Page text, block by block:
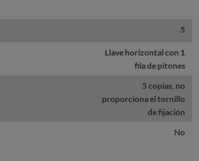
5
Llave horizontal con 1
fila de pitones
5 copias, no
proporciona el tornillo
de fijación
No